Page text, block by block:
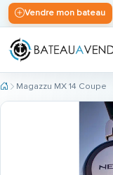
Vendre mon bateau
Magazzu MX 14 Coupe